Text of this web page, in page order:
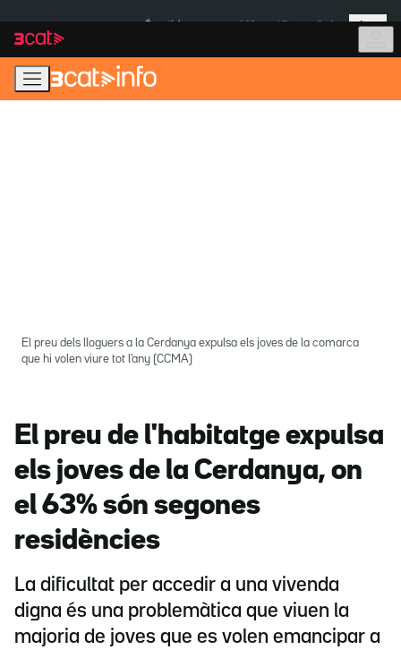
navegació
principal
contingut
Més
El preu dels lloguers a la Cerdanya expulsa els joves de la comarca
que hi volen viure tot l'any (CCMA)
El preu de l'habitatge expulsa
els joves de la Cerdanya, on
el 63% són segones
residències
La dificultat per accedir a una vivenda
digna és una problemàtica que viuen la
majoria de joves que es volen emancipar a